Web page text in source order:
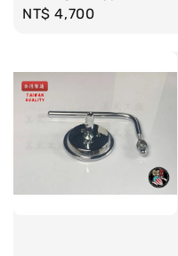
Regular
NT$ 4,700